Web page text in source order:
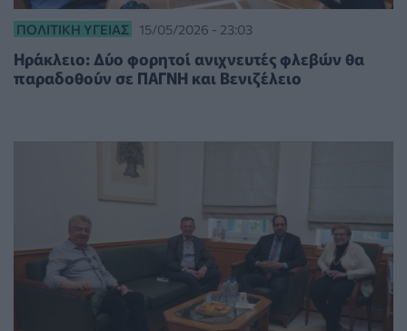
ΠΟΛΙΤΙΚΉ ΥΓΕΊΑΣ 15/05/2026 - 23:03
Ηράκλειο: Δύο φορητοί ανιχνευτές φλεβών θα
παραδοθούν σε ΠΑΓΝΗ και Βενιζέλειο